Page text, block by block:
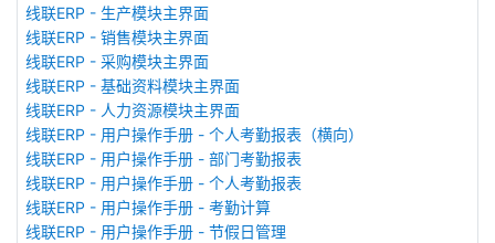
线联ERP - 生产模块主界面
线联ERP - 销售模块主界面
线联ERP - 采购模块主界面
线联ERP - 基础资料模块主界面
线联ERP - 人力资源模块主界面
线联ERP - 用户操作手册 - 个人考勤报表（横向）
线联ERP - 用户操作手册 - 部门考勤报表
线联ERP - 用户操作手册 - 个人考勤报表
线联ERP - 用户操作手册 - 考勤计算
线联ERP - 用户操作手册 - 节假日管理